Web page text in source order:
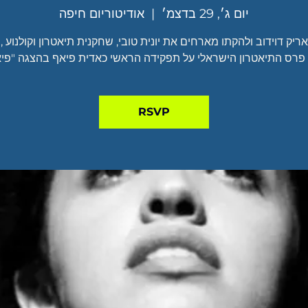
יום ג׳, 29 בדצמ׳
  |
אודיטוריום חיפה
פרס התיאטרון הישראלי על תפקידה הראשי כאדית פיאף בהצגה
RSVP